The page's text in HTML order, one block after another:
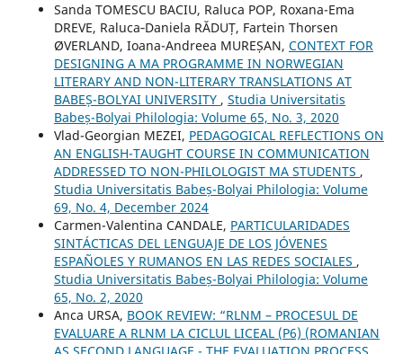
Sanda TOMESCU BACIU, Raluca POP, Roxana-Ema
DREVE, Raluca‐Daniela RĂDUȚ, Fartein Thorsen
ØVERLAND, Ioana-Andreea MUREȘAN, CONTEXT FOR
DESIGNING A MA PROGRAMME IN NORWEGIAN
LITERARY AND NON-LITERARY TRANSLATIONS AT
BABEȘ-BOLYAI UNIVERSITY , Studia Universitatis
Babeș-Bolyai Philologia: Volume 65, No. 3, 2020
Vlad-Georgian MEZEI, PEDAGOGICAL REFLECTIONS ON
AN ENGLISH-TAUGHT COURSE IN COMMUNICATION
ADDRESSED TO NON-PHILOLOGIST MA STUDENTS ,
Studia Universitatis Babeș-Bolyai Philologia: Volume
69, No. 4, December 2024
Carmen-Valentina CANDALE, PARTICULARIDADES
SINTÁCTICAS DEL LENGUAJE DE LOS JÓVENES
ESPAÑOLES Y RUMANOS EN LAS REDES SOCIALES ,
Studia Universitatis Babeș-Bolyai Philologia: Volume
65, No. 2, 2020
Anca URSA, BOOK REVIEW: “RLNM – PROCESUL DE
EVALUARE A RLNM LA CICLUL LICEAL (P6) (ROMANIAN